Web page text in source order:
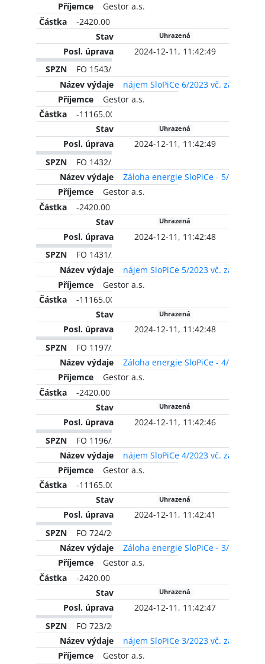
Gestor a.s.
-2420.00 CZK
Uhrazená
2024-12-11, 11:42:49
FO 1543/2023
nájem SloPiCe 6/2023 vč. zálohy na
Gestor a.s.
-11165.00 CZK
Uhrazená
2024-12-11, 11:42:49
FO 1432/2023
Záloha energie SloPiCe - 5/2022
Gestor a.s.
-2420.00 CZK
Uhrazená
2024-12-11, 11:42:48
FO 1431/2023
nájem SloPiCe 5/2023 vč. zálohy na
Gestor a.s.
-11165.00 CZK
Uhrazená
2024-12-11, 11:42:48
FO 1197/2023
Záloha energie SloPiCe - 4/2022
Gestor a.s.
-2420.00 CZK
Uhrazená
2024-12-11, 11:42:46
FO 1196/2023
nájem SloPiCe 4/2023 vč. zálohy na
Gestor a.s.
-11165.00 CZK
Uhrazená
2024-12-11, 11:42:41
FO 724/2023
Záloha energie SloPiCe - 3/2022
Gestor a.s.
-2420.00 CZK
Uhrazená
2024-12-11, 11:42:47
FO 723/2023
nájem SloPiCe 3/2023 vč. zálohy na
Gestor a.s.